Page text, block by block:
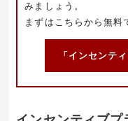
みましょう。
まずはこちらから無料
「インセンテ